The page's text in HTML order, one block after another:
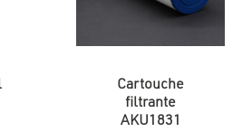
Cartouche
filtrante
AKU1831